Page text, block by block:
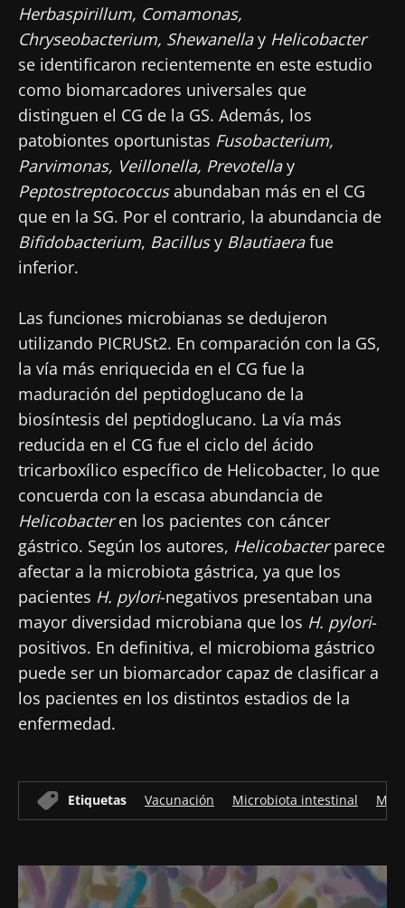
Herbaspirillum, Comamonas,
Chryseobacterium, Shewanellay Helicobacter
se identificaron recientemente en este estudio
como biomarcadores universales que
distinguen el CG de la GS. Además, los
patobiontes oportunistas Fusobacterium,
Parvimonas, Veillonella, Prevotellay
Peptostreptococcusabundaban más en el CG
que en la SG. Por el contrario, la abundancia de
Bifidobacterium, Bacillusy Blautiaerafue
inferior.
Las funciones microbianas se dedujeron
utilizando PICRUSt2. En comparación con la GS,
la vía más enriquecida en el CG fue la
maduración del peptidoglucano de la
biosíntesis del peptidoglucano. La vía más
reducida en el CG fue el ciclo del ácido
tricarboxílico específico de Helicobacter, lo que
concuerda con la escasa abundancia de
Helicobacteren los pacientes con cáncer
gástrico. Según los autores, Helicobacterparece
afectar a la microbiota gástrica, ya que los
pacientes H. pylori-negativos presentaban una
mayor diversidad microbiana que los H. pylori-
positivos. En definitiva, el microbioma gástrico
puede ser un biomarcador capaz de clasificar a
los pacientes en los distintos estadios de la
enfermedad.
Etiquetas Vacunación Microbiota intestinal